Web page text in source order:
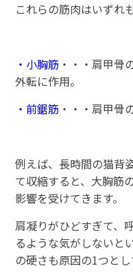
これらの筋肉はいずれ
・小胸筋 ・・・肩甲骨
外転に作用。
・前鋸筋 ・・・肩甲骨
例えば、長時間の猫背
て収縮すると、大胸筋
影響を受けてきます。
肩凝りがひどすぎて、
るような気がしないと
の硬さも原因の1つとし